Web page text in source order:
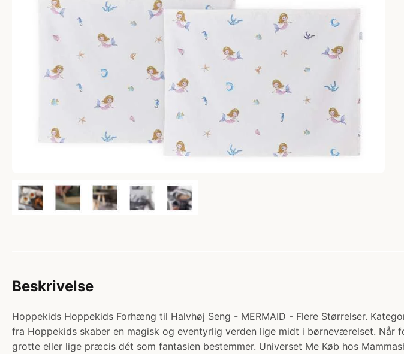
Beskrivelse
Hoppekids Hoppekids Forhæng til Halvhøj Seng - MERMAID - Flere Størrelser.
fra Hoppekids skaber en magisk og eventyrlig verden lige midt i børneværelset.
grotte eller lige præcis dét som fantasien bestemmer. Universet Me Køb hos